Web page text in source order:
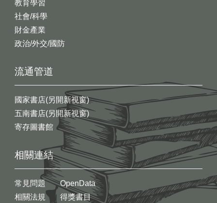
教育學習
社會/科學
財金產業
政治/外交/國防
流通管道
國家書店(另開新視窗)
五南書店(另開新視窗)
寄存圖書館
相關連結
常見問題
相關法規
OpenData
得獎書目